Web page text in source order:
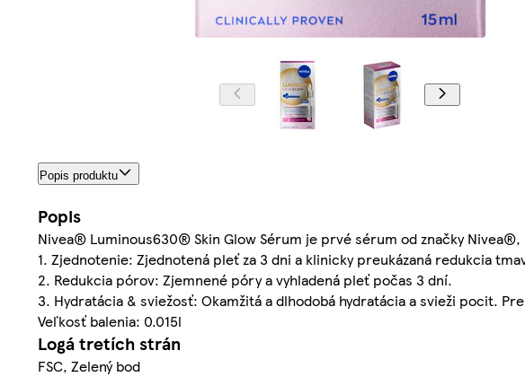
Popis produktu
Popis
Nivea® Luminous630® Skin Glow Sérum je prvé sérum od značky
1. Zjednotenie: Zjednotená pleť za 3 dni a klinicky preukázaná redukcia
2. Redukcia pórov: Zjemnené póry a vyhladená pleť počas 3 dní.
3. Hydratácia & sviežosť: Okamžitá a dlhodobá hydratácia a svieži pocit.
Veľkosť balenia: 0.015l
Logá tretích strán
FSC, Zelený bod